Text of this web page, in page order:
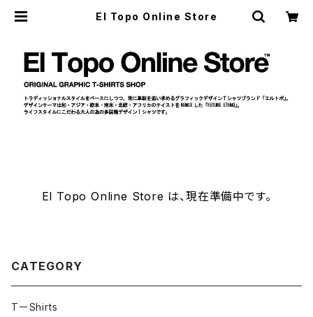
El Topo Online Store
El Topo Online Store は、現在準備中です。
CATEGORY
TーShirts